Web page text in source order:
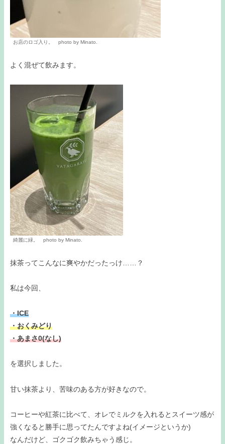
お店のロゴ入り。 photo by Minato.
よく混ぜて飲みます。
綺麗に緑。 photo by Minato.
抹茶ってこんなに爽やかだったっけ……？
私は今回、
・ICE
・おくみどり
・あまさ0(なし)
を選択しました。
甘い抹茶より、苦味のある方が好きなので。
コーヒーや紅茶に比べて、オレでミルクを入れるとスイーツ感が
強くなると勝手に思ってたんですよね(イメージというか)
なんだけど、ゴクゴク飲みちゃう感じ。